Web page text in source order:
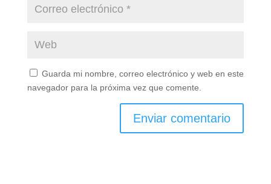
Guarda mi nombre, correo electrónico y web en este
navegador para la próxima vez que comente.